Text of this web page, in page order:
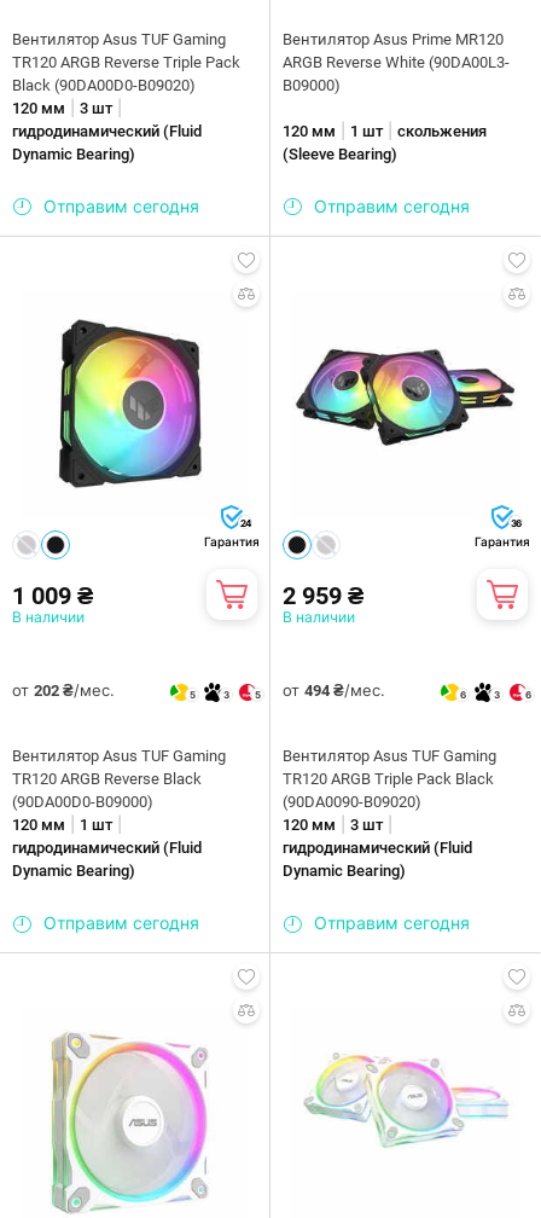
Вентилятор Asus TUF Gaming
TR120 ARGB Reverse Triple Pack
Black (90DA00D0-B09020)
120 мм
3 шт|
гидродинамический (Fluid
Dynamic Bearing)
Отправим сегодня
Вентилятор Asus Prime MR120
ARGB Reverse White (90DA00L3-
B09000)
120 мм 1 шт| скольжения
(Sleeve Bearing)
Отправим сегодня
24
Гарантия
1 009 ₴
В наличии
от 202 ₴/мес. 5 3 5
Вентилятор Asus TUF Gaming
TR120 ARGB Reverse Black
(90DA00D0-B09000)
120 мм
1 шт|
гидродинамический (Fluid
Dynamic Bearing)
Отправим сегодня
36
Гарантия
2 959 ₴
В наличии
от 494 ₴/мес. 6 3 6
Вентилятор Asus TUF Gaming
TR120 ARGB Triple Pack Black
(90DA0090-B09020)
120 мм
3 шт|
гидродинамический (Fluid
Dynamic Bearing)
Отправим сегодня